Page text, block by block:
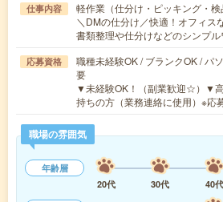
仕事内容
軽作業（仕分け・ピッキング・検
＼DMの仕分け／快適！オフィス
書類整理や仕分けなどのシンプ
応募資格
職種未経験OK / ブランクOK / パ
要
▼未経験OK！（副業歓迎☆）▼
持ちの方（業務連絡に使用）※応
職場の雰囲気
年齢層
20代
30代 40代